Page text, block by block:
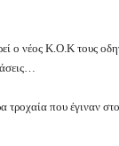
ο νέος Κ.Ο.Κ τους
που έγιναν